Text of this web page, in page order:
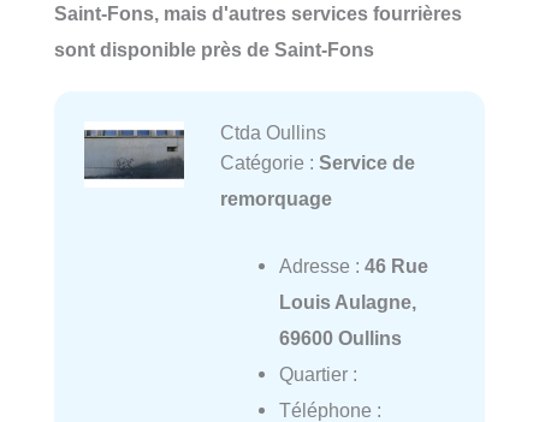
Saint-Fons, mais d'autres services fourrières
sont disponible près de Saint-Fons
Ctda Oullins
Catégorie : Service de
remorquage
Adresse : 46 Rue
Louis Aulagne,
69600 Oullins
Quartier :
Téléphone :